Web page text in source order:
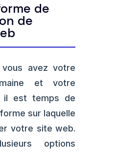
de
de
avez votre
et votre
il est temps de
sur laquelle
votre site web.
options